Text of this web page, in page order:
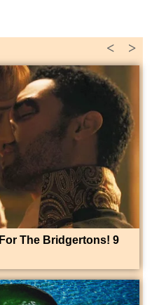
>
<
The Bridgertons! 9